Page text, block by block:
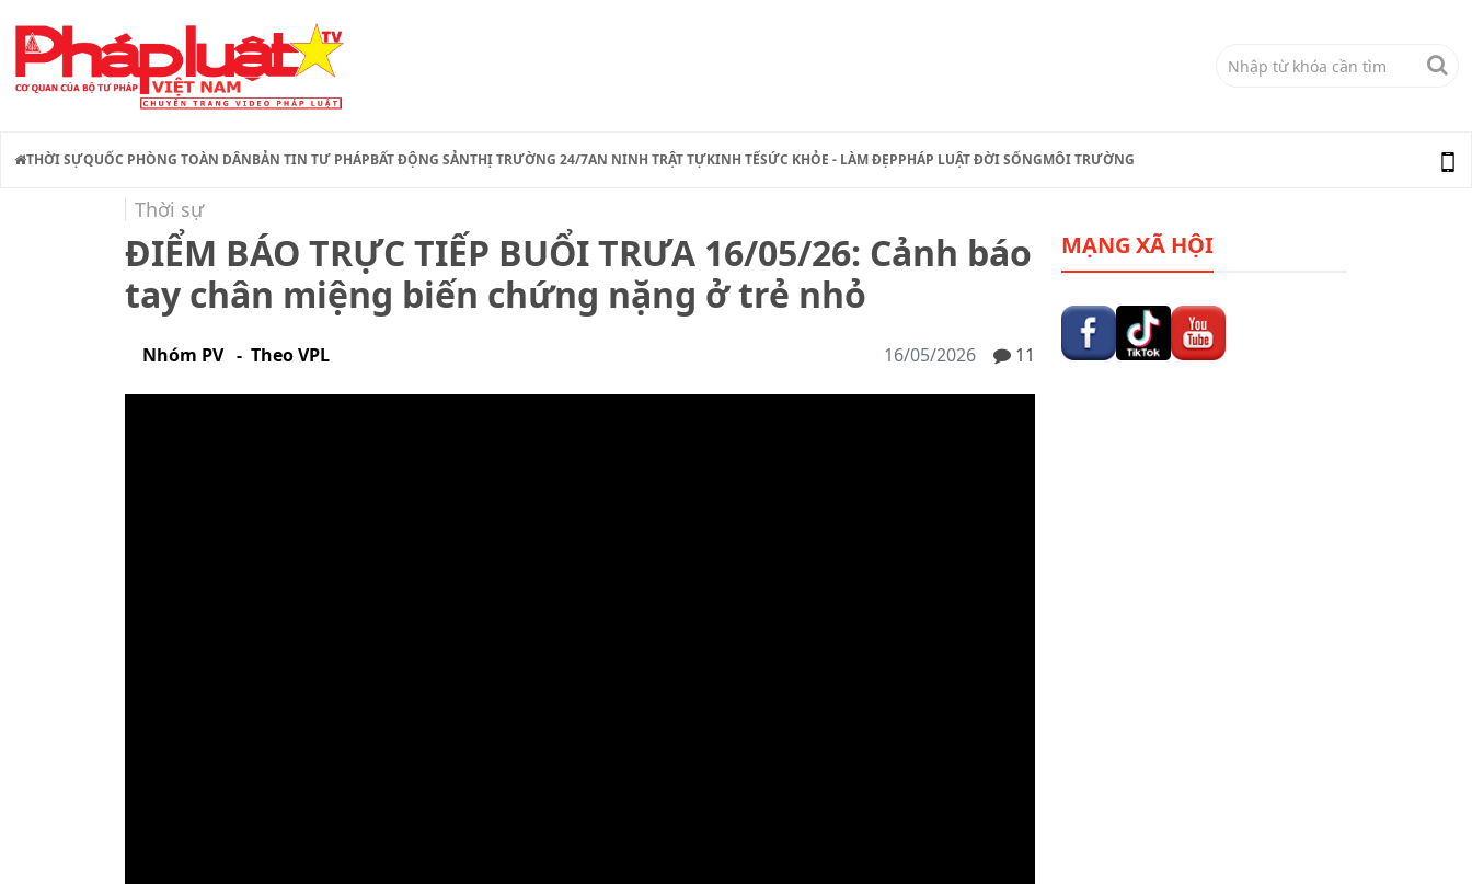
THỜI SỰQUỐC PHÒNG TOÀN DÂNBẢN TIN TƯ PHÁPBẤT ĐỘNG SẢNTHỊ TRƯỜNG 24/7AN NINH TRẬT TỰKINH TẾSỨC KHỎE - LÀM ĐẸPPHÁP LUẬT ĐỜI SỐNGMÔI TRƯỜNG
Thời sự
ĐIỂM BÁO TRỰC TIẾP BUỔI TRƯA 16/05/26: Cảnh báo
tay chân miệng biến chứng nặng ở trẻ nhỏ
Nhóm PV - Theo VPL 16/05/2026 11
MẠNG XÃ HỘI